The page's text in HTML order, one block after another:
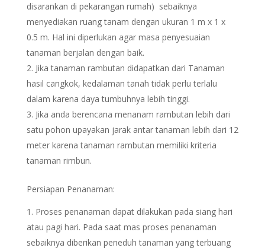
disarankan di pekarangan rumah) sebaiknya
menyediakan ruang tanam dengan ukuran 1 m x 1 x
0.5 m. Hal ini diperlukan agar masa penyesuaian
tanaman berjalan dengan baik.
Jika tanaman rambutan didapatkan dari Tanaman
hasil cangkok, kedalaman tanah tidak perlu terlalu
dalam karena daya tumbuhnya lebih tinggi.
Jika anda berencana menanam rambutan lebih dari
satu pohon upayakan jarak antar tanaman lebih dari 12
meter karena tanaman rambutan memiliki kriteria
tanaman rimbun.
Persiapan Penanaman:
Proses penanaman dapat dilakukan pada siang hari
atau pagi hari. Pada saat mas proses penanaman
sebaiknya diberikan peneduh tanaman yang terbuang